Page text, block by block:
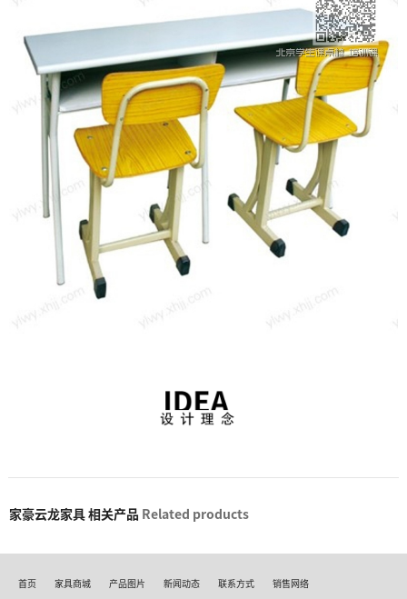
家豪云龙家具 相关产品 Related products
首页 家具商城 产品图片 新闻动态 联系方式 销售网络